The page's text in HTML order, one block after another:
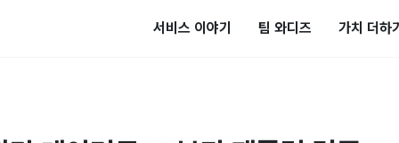
서비스 이야기 팀 와디즈 가치 더하